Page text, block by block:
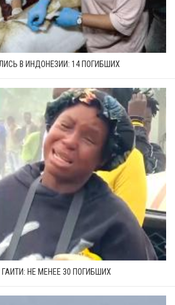
В ИНДОНЕЗИИ: 14 ПОГИБШИХ
НЕ МЕНЕЕ 30 ПОГИБШИХ